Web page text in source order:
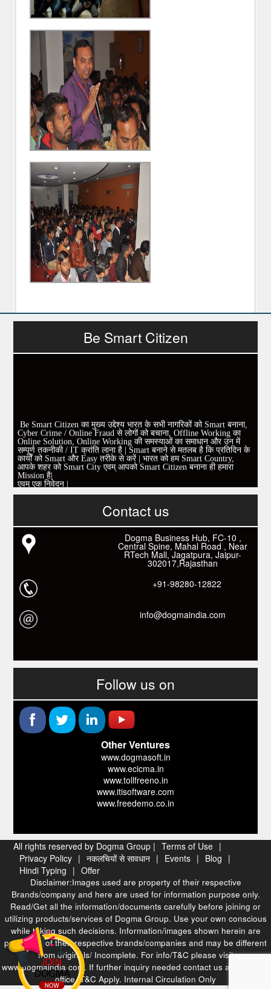
Be Smart Citizen
Be Smart Citizen का मुख्य उद्देश्य भारत के सभी नागरिकों को Smart बनाना,
Cyber Crime / Online Fraud से लोगों को बचाना, Offline Working का
Online Solution, Online Working की समस्याओं का समाधान और उन में
सम्पूर्ण तकनीकी / IT क्रांति लाना है | Smart बनाने से मतलब है कि प्रतिदिन के
कार्यों को Smart और Easy तरीके से करें | भारत को हम Smart Country,
आपके शहर को Smart City एवम् आपको Smart Citizen बनाना ही हमारा
Mission है|
एवम् एक निवेदन |
www.fb.com/besmartcitizen
Be Smart Citizen App Download करें। जिस से आप के दैनिक जीवन में
काम आने वाले बहुत से कार्यों में समय ओर धन कि बहुत बचत होगी।
Link: -
यदि आप को इस App में कुछ भी जानकारी लेनी हो तो कम से कम एक बार
Download कारों ओर जानो Smart Work के तरीके।
Contact us
Dogma Business Hub, FC-10 ,
Central Spine, Mahal Road , Near
RTech Mall, Jagatpura, Jaipur-
302017,Rajasthan
+91-98280-12822
info@dogmaindia.com
Follow us on
Other Ventures
www.dogmasoft.in
www.ecicma.in
www.tollfreeno.in
www.itisoftware.com
www.freedemo.co.in
All rights reserved by Dogma Group | Terms of Use |
Privacy Policy | नकलचियों से सावधान | Events | Blog |
Hindi Typing | Offer
Disclaimer:Images used are property of their respective
Brands/company and here are used for information purpose only.
Read/Get all the information/documents carefully before joining or
utilizing products/services of Dogma Group. Use your own conscious
while taking such decisions. Information/images shown herein are
properties of their respective brands/companies and may be different
from originals/ Incomplete. For info/T&C please visit
www.dogmaindia.com. If further inquiry needed contact us at our head
office. T&C Apply. Internal Circulation Only